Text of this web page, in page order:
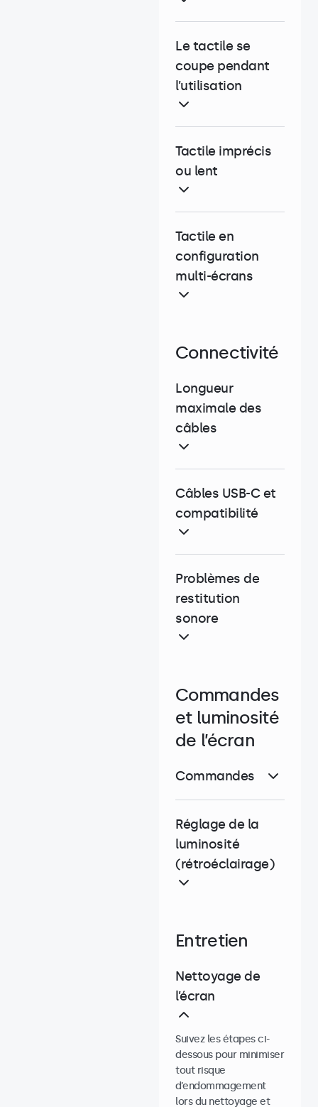
Le tactile se
coupe pendant
l’utilisation
Tactile imprécis
ou lent
Tactile en
configuration
multi-écrans
Connectivité
Longueur
maximale des
câbles
Câbles USB-C et
compatibilité
Problèmes de
restitution
sonore
Commandes
et luminosité
de l’écran
Commandes
Réglage de la
luminosité
(rétroéclairage)
Entretien
Nettoyage de
l’écran
Suivez les étapes ci-
dessous pour minimiser
tout risque
d’endommagement
lors du nettoyage et